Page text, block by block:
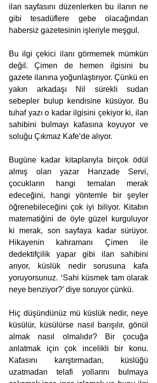
ilan sayfasını düzenlerken bu ilanın ne
gibi tesadüflere gebe olacağından
habersiz gazetesinin işleriyle meşgul.
Bu ilgi çekici ilanı görmemek mümkün
değil. Çimen de hemen ilgisini bu
gazete ilanına yoğunlaştırıyor. Çünkü en
yakın arkadaşı Nil sürekli sudan
sebepler bulup kendisine küsüyor. Bu
tuhaf yazı o kadar ilgisini çekiyor ki, ilan
sahibini bulmayı kafasına koyuyor ve
soluğu Çıkmaz Kafe’de alıyor.
Bugüne kadar kitaplarıyla birçok ödül
almış olan yazar Hanzade Servi,
çocukların hangi temaları merak
edeceğini, hangi yöntemle bir şeyler
öğrenebileceğini çok iyi biliyor. Kitabın
matematiğini de öyle güzel kurguluyor
ki merak, son sayfaya kadar sürüyor.
Hikayenin kahramanı Çimen ile
dedektifçilik yapar gibi ilan sahibini
arıyor, küslük nedir sorusuna kafa
yoruyorsunuz. ‘Sahi küsmek tam olarak
neye benziyor?’ diye soruyor çünkü.
Hiç düşündünüz mü küslük nedir, neye
küsülür, küsülürse nasıl barışılır, gönül
almak nasıl olmalıdır? Bir çocuğa
anlatmak için çok incelikli bir konu.
Kafasını karıştırmadan, küslüğü
uzatmadan telafi yollarını bulmaya